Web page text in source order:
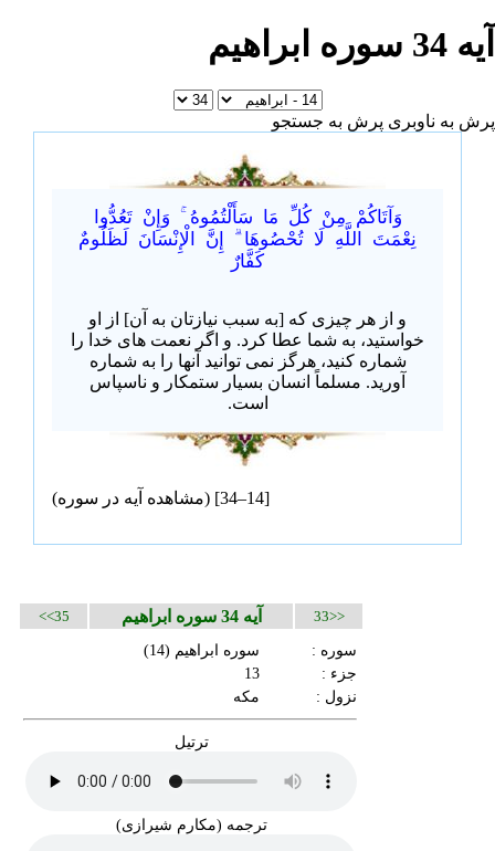
آیه 34 سوره ابراهیم
پرش به ناوبری پرش به جستجو
وَآتَاكُمْ مِنْ كُلِّ مَا سَأَلْتُمُوهُ ۚ وَإِنْ تَعُدُّوا
نِعْمَتَ اللَّهِ لَا تُحْصُوهَا ۗ إِنَّ الْإِنْسَانَ لَظَلُومٌ
كَفَّارٌ
و از هر چیزی که [به سبب نیازتان به آن] از او
خواستید، به شما عطا کرد. و اگر نعمت های خدا را
شماره کنید، هرگز نمی توانید آنها را به شماره
آورید. مسلماً انسان بسیار ستمکار و ناسپاس
است.
[14–34] ( مشاهده آیه در سوره)
<<33 آیه 34 سوره ابراهیم 35>>
سوره : سوره ابراهیم (14)
جزء :
13
نزول :
مکه
ترتیل
ترجمه (مکارم شیرازی)